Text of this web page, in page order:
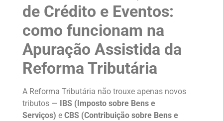
de Crédito e Eventos:
como funcionam na
Apuração Assistida da
Reforma Tributária
A Reforma Tributária não trouxe apenas novos
tributos —
IBS (Imposto sobre Bens e
Serviços) e CBS (Contribuição sobre Bens e